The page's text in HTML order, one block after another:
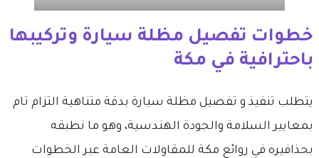
​خطوات تفصيل مظلة سيارة وتركيبها
باحترافية في مكة
​يتطلب تنفيذ و تفصيل مظلة سيارة بدقة متناهية التزام تام
بمعايير السلامة والجودة الهندسية، وهو ما نطبقه
بحذافيره في روائع مكة للمقاولات العامة عبر الخطوات